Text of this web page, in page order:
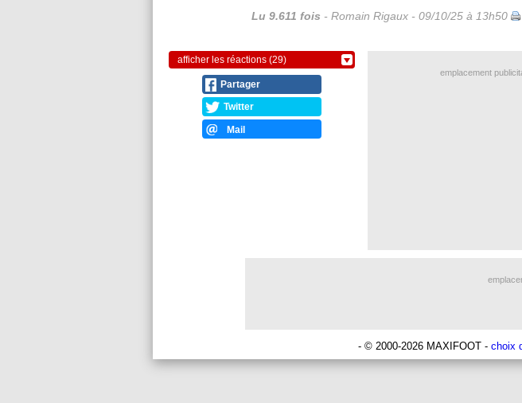
Lu 9.611 fois - Romain Rigaux - 09/10/25 à 13h50
afficher les réactions (29)
Partager
Twitter
Mail
emplacement
- © 2000-2026 MAXIFOOT - choix